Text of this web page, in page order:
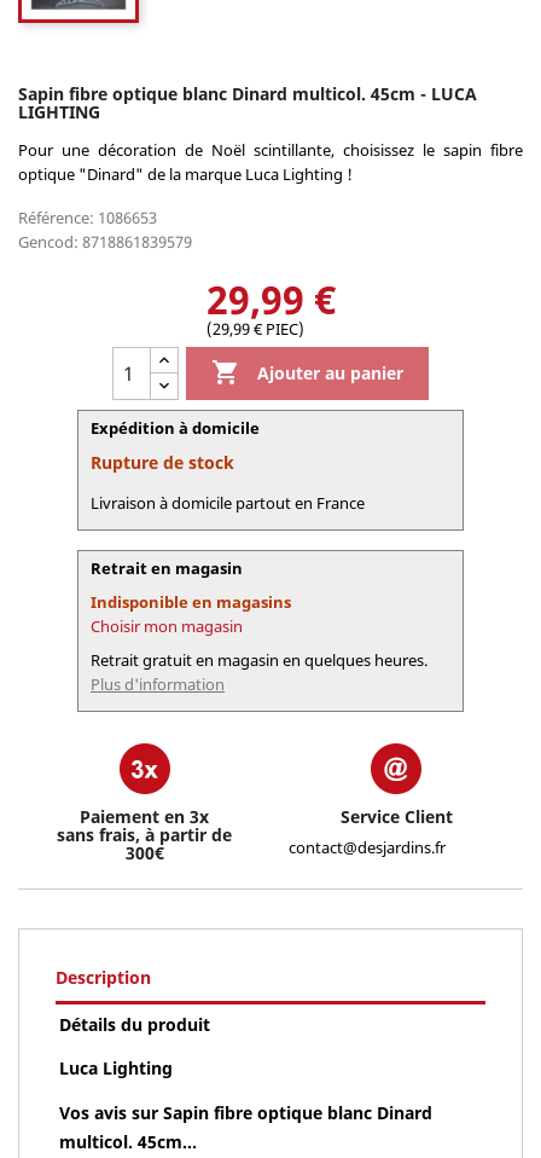
Sapin fibre optique blanc Dinard multicol. 45cm - LUCA
LIGHTING
Pour une décoration de Noël scintillante, choisissez le sapin fibre
optique "Dinard" de la marque Luca Lighting !
Référence: 1086653
Gencod: 8718861839579
29,99 €
(29,99 € PIEC)
 Ajouter au panier
Expédition à domicile
Rupture de stock
Livraison à domicile partout en France
Retrait en magasin
Indisponible en magasins
Choisir mon magasin
Retrait gratuit en magasin en quelques heures.
Plus d'information
Paiement en 3x
sans frais, à partir de
300€
Service Client
contact@desjardins.fr
Description
Détails du produit
Luca Lighting
Vos avis sur Sapin fibre optique blanc Dinard
multicol. 45cm...